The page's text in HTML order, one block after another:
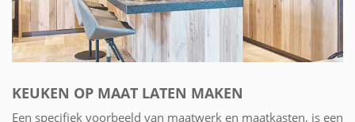
KEUKEN OP MAAT LATEN MAKEN
Een specifiek voorbeeld van maatwerk en maatkasten, is een